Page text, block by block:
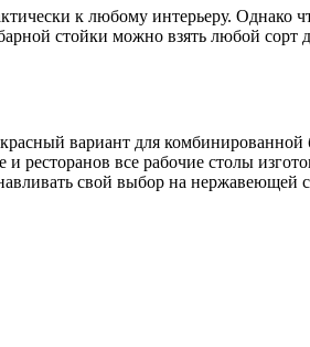
к любому интерьеру. Однако
стойки можно взять любой сорт
вариант для
все рабочие столы
свой выбор на нержавеющей